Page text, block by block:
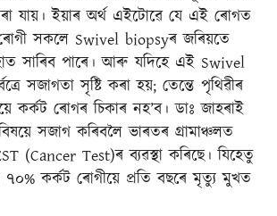
যায়। ইয়াৰ অৰ্থ এইটোৱে যে এই ৰোগত
ৰোগী সকলে Swivel biopsyৰ জৰিয়তে
সাৰিব পাৰে। আৰু যদিহে এই Swivel
সজাগতা সৃষ্টি কৰা হয়; তেন্তে পৃথিৱীৰ
কৰ্কট ৰোগৰ চিকাৰ নহ’ব। ডাঃ জাহৰাই
সজাগ কৰিবলৈ ভাৰতৰ গ্ৰামাঞ্চলত
(Cancer Test)ৰ ব্যৱস্থা কৰিছে। যিহেতু
৭০% কৰ্কট ৰোগীয়ে প্ৰতি বছৰে মৃত্যু মুখত